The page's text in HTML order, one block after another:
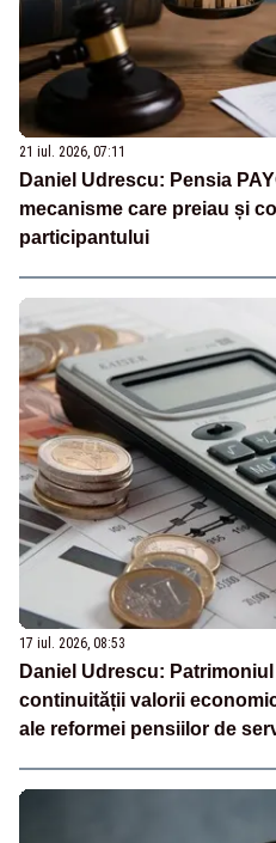
21 iul. 2026, 07:11
Daniel Udrescu: Pensia
mecanisme care preiau și
participantului
17 iul. 2026, 08:53
Daniel Udrescu:
continuității valorii
ale reformei pensiilor de